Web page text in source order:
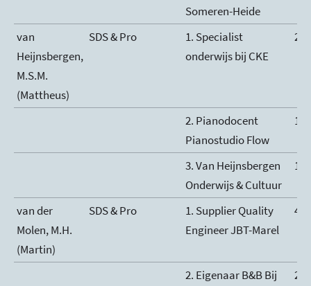
Someren-Heide
van
Heijnsbergen,
M.S.M.
(Mattheus)
SDS & Pro
1. Specialist
onderwijs bij CKE
20
2. Pianodocent
Pianostudio Flow
10
3. Van Heijnsbergen
Onderwijs & Cultuur
10
van der
Molen, M.H.
(Martin)
SDS & Pro
1. Supplier Quality
Engineer JBT-Marel
40
2. Eigenaar B&B Bij
2